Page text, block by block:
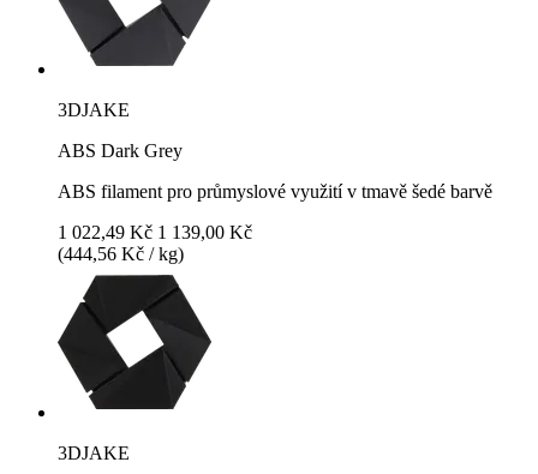
3DJAKE
ABS Dark Grey
ABS filament pro průmyslové využití v tmavě šedé barvě
1 022,49 Kč 1 139,00 Kč
(444,56 Kč / kg)
3DJAKE